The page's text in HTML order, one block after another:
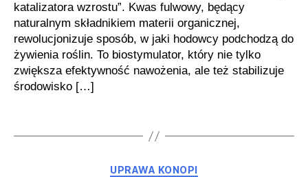
katalizatora wzrostu”. Kwas fulwowy, będący
naturalnym składnikiem materii organicznej,
rewolucjonizuje sposób, w jaki hodowcy podchodzą do
żywienia roślin. To biostymulator, który nie tylko
zwiększa efektywność nawożenia, ale też stabilizuje
środowisko […]
Kategorie
UPRAWA KONOPI